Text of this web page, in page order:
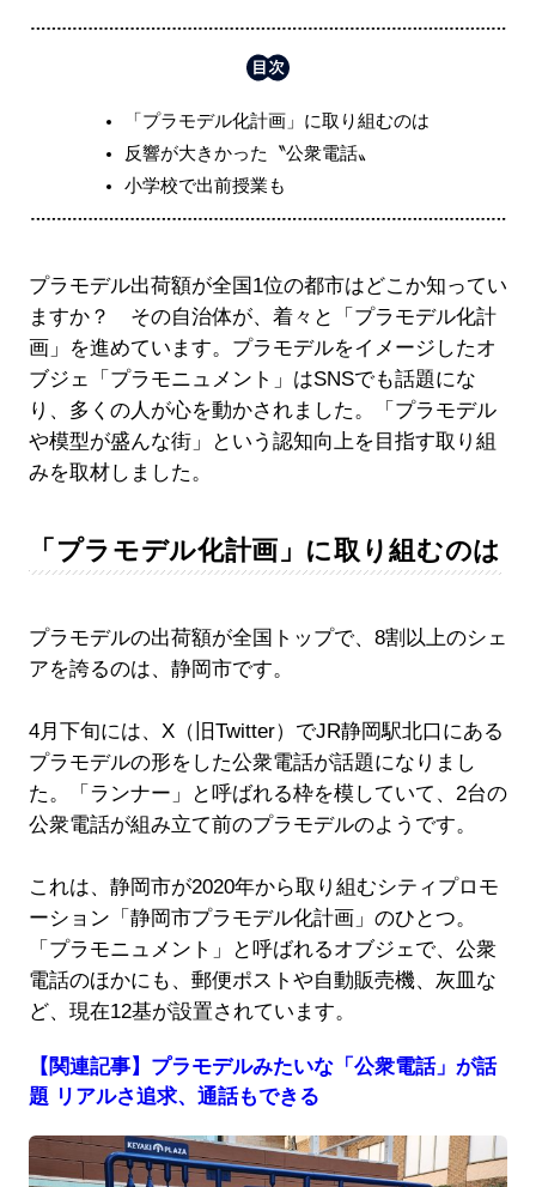
「プラモデル化計画」に取り組むのは
反響が大きかった〝公衆電話〟
小学校で出前授業も
プラモデル出荷額が全国1位の都市はどこか知ってい
ますか？ その自治体が、着々と「プラモデル化計
画」を進めています。プラモデルをイメージしたオ
ブジェ「プラモニュメント」はSNSでも話題にな
り、多くの人が心を動かされました。「プラモデル
や模型が盛んな街」という認知向上を目指す取り組
みを取材しました。
「プラモデル化計画」に取り組むのは
プラモデルの出荷額が全国トップで、8割以上のシェ
アを誇るのは、静岡市です。
4月下旬には、X（旧Twitter）でJR静岡駅北口にある
プラモデルの形をした公衆電話が話題になりまし
た。「ランナー」と呼ばれる枠を模していて、2台の
公衆電話が組み立て前のプラモデルのようです。
これは、静岡市が2020年から取り組むシティプロモ
ーション「静岡市プラモデル化計画」のひとつ。
「プラモニュメント」と呼ばれるオブジェで、公衆
電話のほかにも、郵便ポストや自動販売機、灰皿な
ど、現在12基が設置されています。
【関連記事】プラモデルみたいな「公衆電話」が話
題 リアルさ追求、通話もできる